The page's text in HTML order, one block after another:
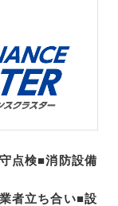
点検■消防設備
者立ち合い■設